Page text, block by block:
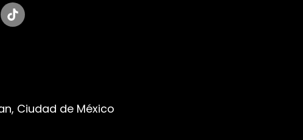
Ciudad de México